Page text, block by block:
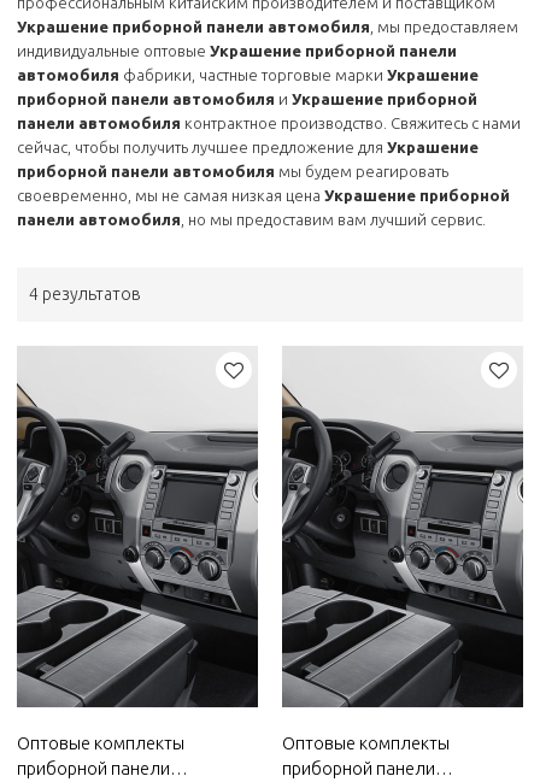
Украшение приборной панели автомобиля , мы предоставляем
индивидуальные оптовыеУкрашение приборной панели
автомобиля фабрики, частные торговые маркиУкрашение
приборной панели автомобиля иУкрашение приборной
панели автомобиля контрактное производство. Свяжитесь с нами
сейчас, чтобы получить лучшее предложение дляУкрашение
приборной панели автомобиля мы будем реагировать
своевременно, мы не самая низкая ценаУкрашение приборной
панели автомобиля , но мы предоставим вам лучший сервис.
4 результатов
Оптовые комплекты
приборной панели
Оптовые комплекты
приборной панели